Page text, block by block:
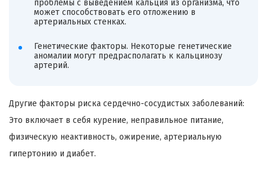
проблемы с выведением кальция из организма, что
может способствовать его отложению в
артериальных стенках.
Генетические факторы. Некоторые генетические
аномалии могут предрасполагать к кальцинозу
артерий.
Другие факторы риска сердечно-сосудистых заболеваний:
Это включает в себя курение, неправильное питание,
физическую неактивность, ожирение, артериальную
гипертонию и диабет.